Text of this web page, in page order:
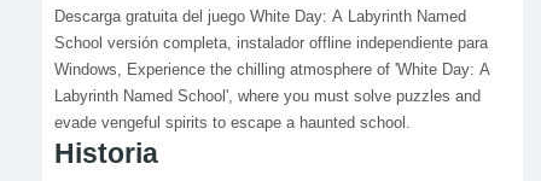
Descarga gratuita del juego White Day: A Labyrinth Named
School versión completa, instalador offline independiente para
Windows, Experience the chilling atmosphere of 'White Day: A
Labyrinth Named School', where you must solve puzzles and
evade vengeful spirits to escape a haunted school.
Historia